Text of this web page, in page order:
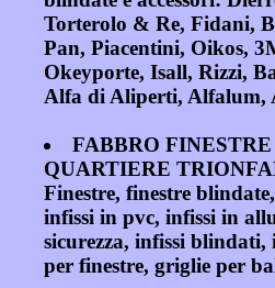
Torterolo & Re, Fidani,
Pan, Piacentini, Oikos,
Okeyporte, Isall, Rizzi,
Alfa di Aliperti, Alfalum,
FABBRO
QUARTIERE
Finestre, finestre
infissi in pvc, infissi in
sicurezza, infissi
per finestre, griglie per